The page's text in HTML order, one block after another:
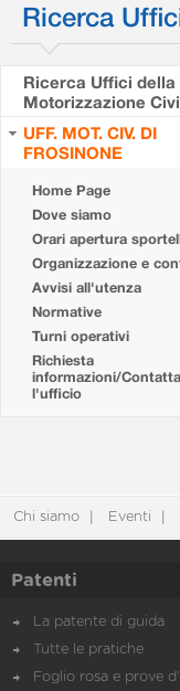
Ricerca
Ricerca Uffici della
Motorizzazione
UFF. MOT. CIV. DI
FROSINONE
Home Page
Dove siamo
Orari apertura
Organizzazione e
Avvisi all'utenza
Normative
Turni operativi
Richiesta
informazioni/Contatta
l'ufficio
Chi siamo Eventi
Patenti
La patente di guida
Tutte le pratiche
Foglio rosa e prove